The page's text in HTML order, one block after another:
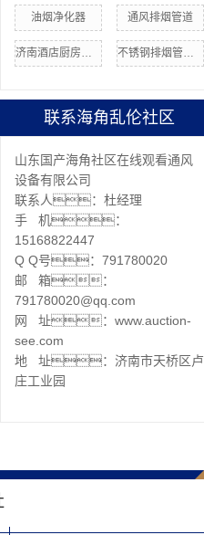
油烟净化器 通风排烟管道
联系海角乱伦社区
山东国产海角社区在线观看通风
设备有限公司
联系人：杜经理
手 机：
15168822447
Q Q号：791780020
邮 箱：
791780020@qq.com
网 址：www.auction-
see.com
地 址：济南市天桥区卢
庄工业园